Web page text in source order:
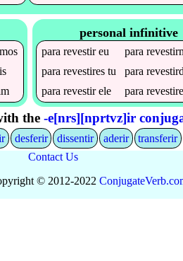
personal infinitive
pararevestireu para
pararevestires tu para
pararevestirele para
the -e[nrs][nprtvz]ir
desferir dissentir aderir transferir
Contact Us
© 2012-2022 ConjugateVerb.